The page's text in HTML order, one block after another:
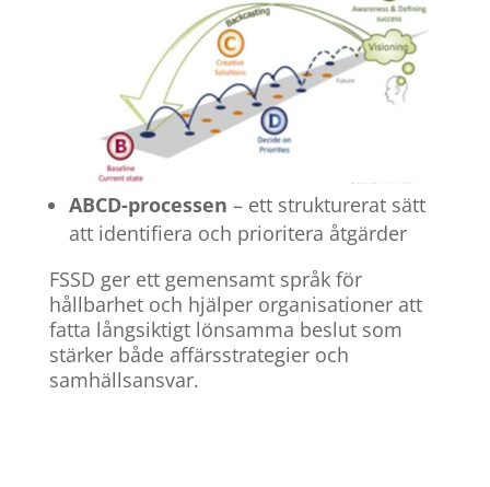
ABCD-processen – ett strukturerat sätt
att identifiera och prioritera åtgärder
FSSD ger ett gemensamt språk för
hållbarhet och hjälper organisationer att
fatta långsiktigt lönsamma beslut som
stärker både affärsstrategier och
samhällsansvar.